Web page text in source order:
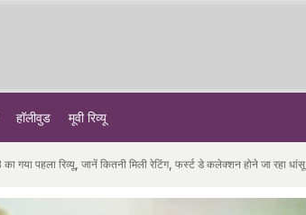
हॉलीवुड मूवी रिव्यू
रिव्यू, जानें कितनी मिली रेटिंग, फर्स्ट डे कलेक्शन होने जा रहा धांसू